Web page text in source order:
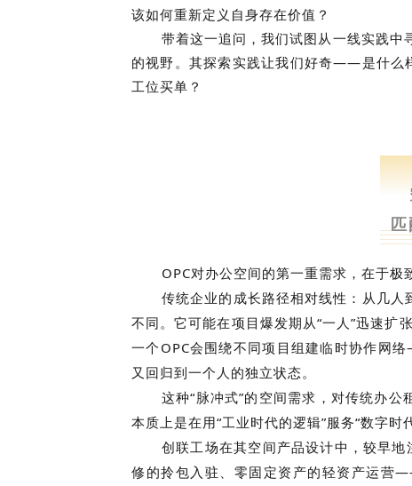
该如何重新定义自身存在价值？
带着这一追问，我们试图从一线实践
的视野。其探索实践让我们好奇——是什么
工位买单？
OPC对办公空间的第一重需求，在于极
传统企业的成长路径相对线性：从几
不同。它可能在项目爆发期从“一人”迅速扩
一个OPC会围绕不同项目组建临时协作网
又回归到一个人的独立状态。
这种“脉冲式”的空间需求，对传统办
本质上是在用“工业时代的逻辑”服务“数字时
创联工场在其空间产品设计中，较早
修的拎包入驻、零固定资产的轻资产运营